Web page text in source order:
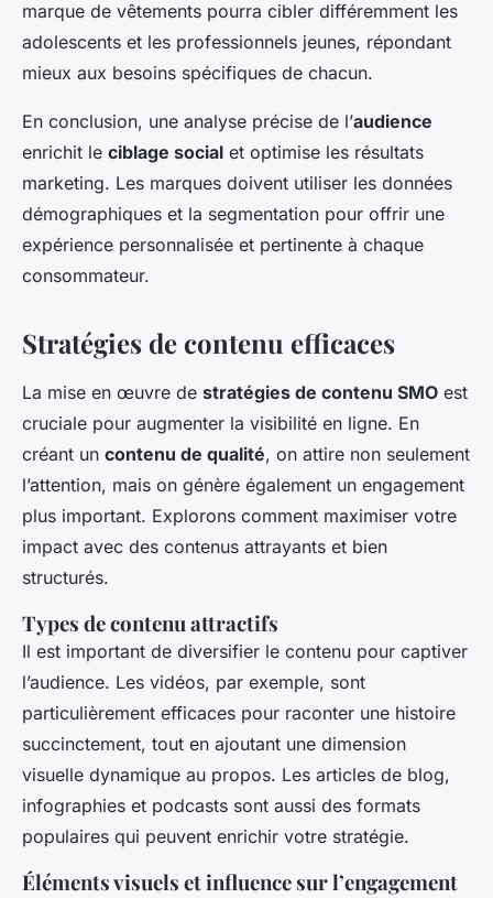
marque de vêtements pourra cibler différemment les
adolescents et les professionnels jeunes, répondant
mieux aux besoins spécifiques de chacun.
En conclusion, une analyse précise de l’audience
enrichit le ciblage social et optimise les résultats
marketing. Les marques doivent utiliser les données
démographiques et la segmentation pour offrir une
expérience personnalisée et pertinente à chaque
consommateur.
Stratégies de contenu efficaces
La mise en œuvre de stratégies de contenu SMO est
cruciale pour augmenter la visibilité en ligne. En
créant un contenu de qualité, on attire non seulement
l’attention, mais on génère également un engagement
plus important. Explorons comment maximiser votre
impact avec des contenus attrayants et bien
structurés.
Types de contenu attractifs
Il est important de diversifier le contenu pour captiver
l’audience. Les vidéos, par exemple, sont
particulièrement efficaces pour raconter une histoire
succinctement, tout en ajoutant une dimension
visuelle dynamique au propos. Les articles de blog,
infographies et podcasts sont aussi des formats
populaires qui peuvent enrichir votre stratégie.
Éléments visuels et influence sur l’engagement